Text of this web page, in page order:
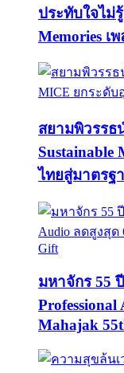
ประทับใจไม่
Memories เ
สยามพิวรร
ไทยสู่มาตรฐ
มหาจักร 55
Mahajak